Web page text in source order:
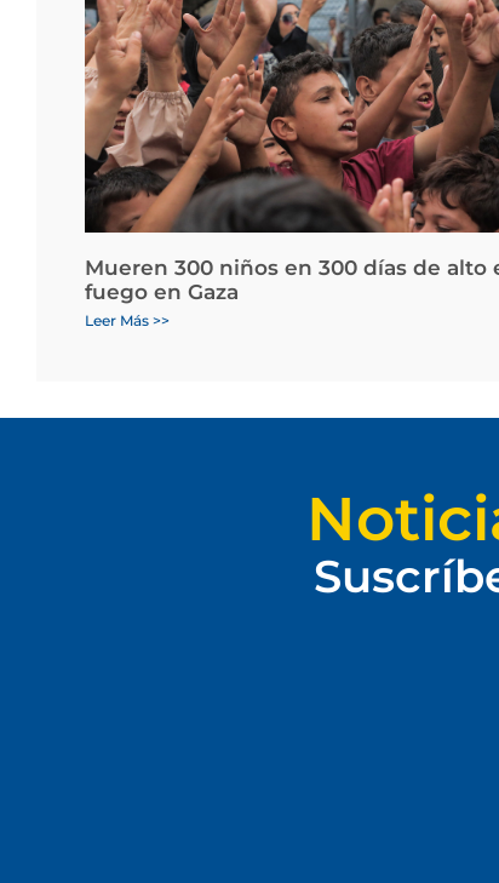
Mueren 300 niños en 300 días de alto
fuego en Gaza
Leer Más >>